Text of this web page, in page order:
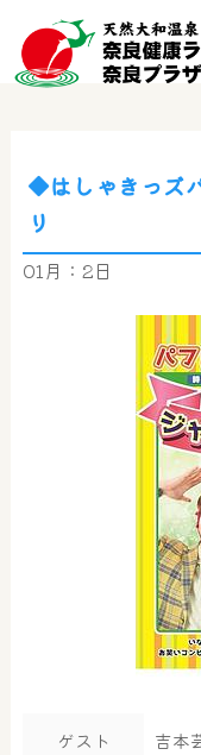
◆はしゃきっズ
リ
01月：2日
ゲスト
吉本
ご質問を